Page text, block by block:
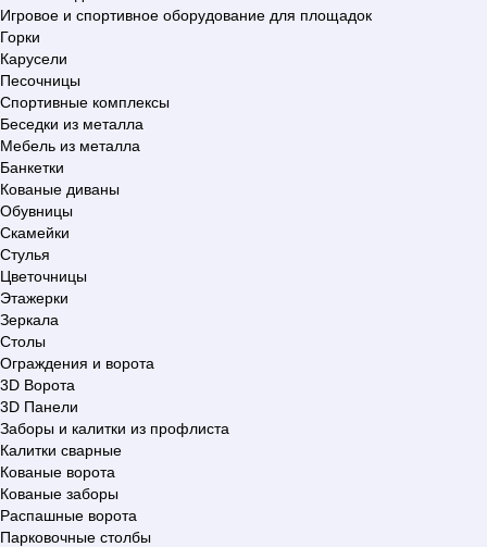
Игровое и спортивное оборудование для площадок
Горки
Карусели
Песочницы
Спортивные комплексы
Беседки из металла
Мебель из металла
Банкетки
Кованые диваны
Обувницы
Скамейки
Стулья
Цветочницы
Этажерки
Зеркала
Столы
Ограждения и ворота
3D Ворота
3D Панели
Заборы и калитки из профлиста
Калитки сварные
Кованые ворота
Кованые заборы
Распашные ворота
Парковочные столбы